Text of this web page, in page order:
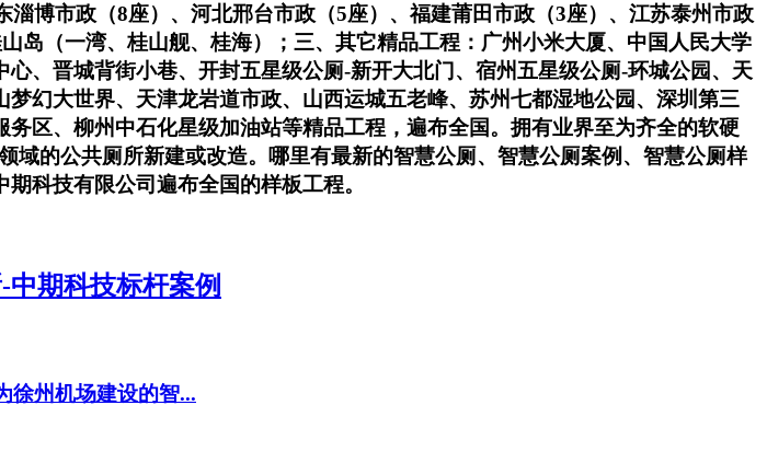
博市政（8座）、河北邢台市政（5座）、福建莆田市政（3座）、江苏泰州市政
岛（一湾、桂山舰、桂海）；三、其它精品工程：广州小米大厦、中国人民大学
、晋城背街小巷、开封五星级公厕-新开大北门、宿州五星级公厕-环城公园、天
幻大世界、天津龙岩道市政、山西运城五老峰、苏州七都湿地公园、深圳第三
区、柳州中石化星级加油站等精品工程，遍布全国。拥有业界至为齐全的软硬
的公共厕所新建或改造。哪里有最新的智慧公厕、智慧公厕案例、智慧公厕样
科技有限公司遍布全国的样板工程。
期科技标杆案例
徐州机场建设的智...